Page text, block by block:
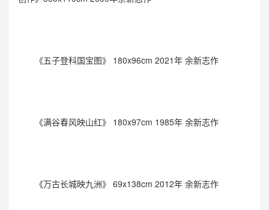
《五子登科国宝图》 180x96cm 2021年 余新志作
《满谷春风映山红》 180x97cm 1985年 余新志作
《万古长城映九洲》 69x138cm 2012年 余新志作